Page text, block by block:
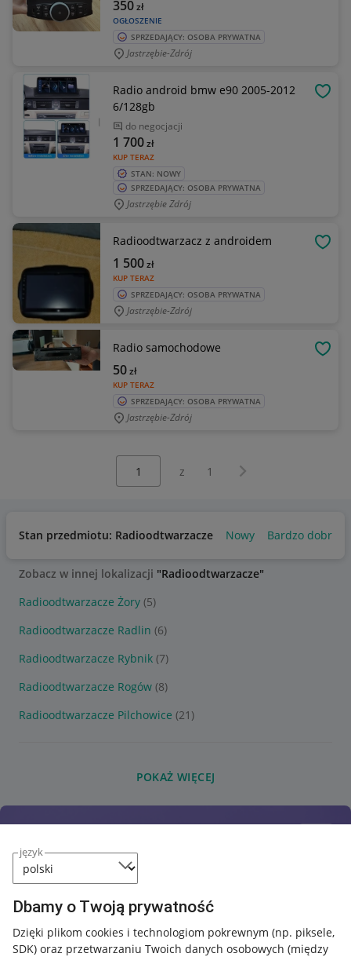
język
Dbamy o Twoją prywatność
Dzięki plikom cookies i technologiom pokrewnym (np. piksele,
SDK) oraz przetwarzaniu Twoich danych osobowych (między
OGŁOSZENIE
350zł
SPRZEDAJĄCY: OSOBA PRYWATNA
Jastrzębie-Zdrój
Radio android bmw e90 2005-2012
6/128gb
do negocjacji
KUP TERAZ
1 700zł
STAN: NOWY
SPRZEDAJĄCY: OSOBA PRYWATNA
Jastrzębie Zdrój
Radioodtwarzacz z androidem
KUP TERAZ
1 500zł
SPRZEDAJĄCY: OSOBA PRYWATNA
Jastrzębie-Zdrój
Radio samochodowe
KUP TERAZ
50zł
SPRZEDAJĄCY: OSOBA PRYWATNA
Jastrzębie-Zdrój
z 1 Następna strona
Stan przedmiotu: Radioodtwarzacze Nowy Bardzo dobry
Zobacz w innej lokalizacji "Radioodtwarzacze"
Radioodtwarzacze Żory (5)
Radioodtwarzacze Radlin (6)
Radioodtwarzacze Rybnik (7)
Radioodtwarzacze Rogów (8)
Radioodtwarzacze Pilchowice (21)
POKAŻ WIĘCEJ